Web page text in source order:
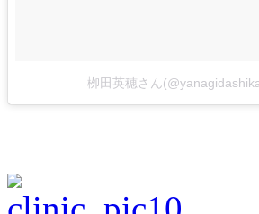
栁田英穂さん